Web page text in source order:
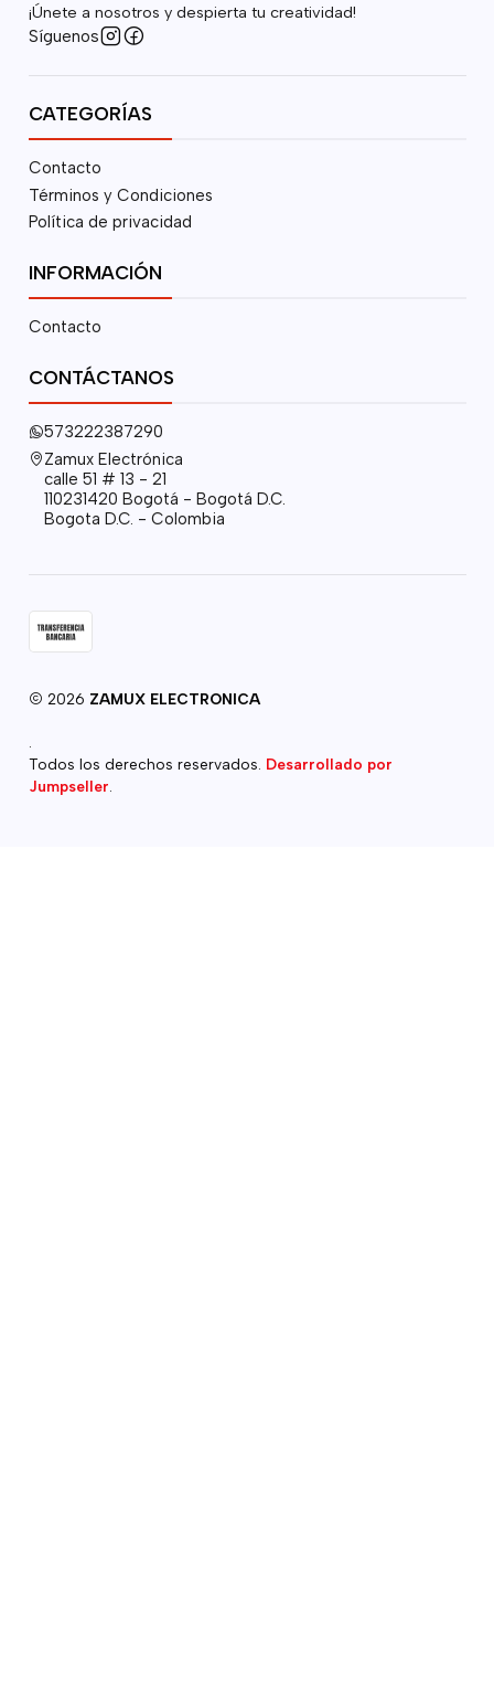
¡Únete a nosotros y despierta tu creatividad!
Síguenos
CATEGORÍAS
Contacto
Términos y Condiciones
Política de privacidad
INFORMACIÓN
Contacto
CONTÁCTANOS
573222387290
Zamux Electrónica
calle 51 # 13 - 21
110231420 Bogotá - Bogotá D.C.
Bogota D.C. - Colombia
2026 ZAMUX ELECTRONICA
.
Todos los derechos reservados. Desarrollado por
Jumpseller.